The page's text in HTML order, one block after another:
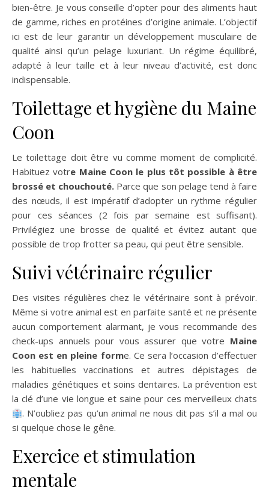
bien-être. Je vous conseille d’opter pour des aliments haut
de gamme, riches en protéines d’origine animale. L’objectif
ici est de leur garantir un développement musculaire de
qualité ainsi qu’un pelage luxuriant. Un régime équilibré,
adapté à leur taille et à leur niveau d’activité, est donc
indispensable.
Toilettage et hygiène du Maine
Coon
Le toilettage doit être vu comme moment de complicité.
Habituez votre Maine Coon le plus tôt possible à être
brossé et chouchouté. Parce que son pelage tend à faire
des nœuds, il est impératif d’adopter un rythme régulier
pour ces séances (2 fois par semaine est suffisant).
Privilégiez une brosse de qualité et évitez autant que
possible de trop frotter sa peau, qui peut être sensible.
Suivi vétérinaire régulier
Des visites régulières chez le vétérinaire sont à prévoir.
Même si votre animal est en parfaite santé et ne présente
aucun comportement alarmant, je vous recommande des
check-ups annuels pour vous assurer que votre Maine
Coon est en pleine forme. Ce sera l’occasion d’effectuer
les habituelles vaccinations et autres dépistages de
maladies génétiques et soins dentaires. La prévention est
la clé d’une vie longue et saine pour ces merveilleux chats
. N’oubliez pas qu’un animal ne nous dit pas s’il a mal ou
si quelque chose le gêne.
Exercice et stimulation
mentale